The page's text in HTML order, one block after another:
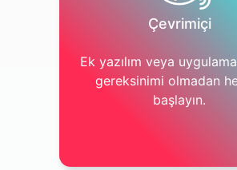
Çevrimiçi
Ek yazılım veya
gereksinimi olmadan
başlayın.